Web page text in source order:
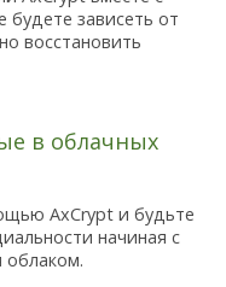
зависеть от
восстановить
в облачных
AxCrypt и будьте
начиная с
облаком.